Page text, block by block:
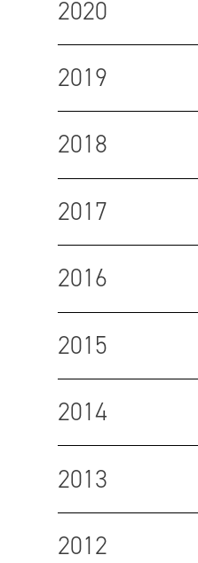
2020
2019
2018
2017
2016
2015
2014
2013
2012